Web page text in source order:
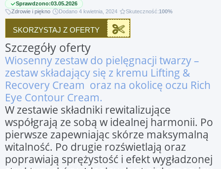
Sprawdzono:03.05.2026
Zdrowie i piękno
Dodano 4 kwietnia, 2024 Skuteczność:100%
SKORZYSTAJ Z OFERTY
Szczegóły oferty
Wiosenny zestaw do pielęgnacji twarzy –
zestaw składający się z kremu Lifting &
Recovery Cream oraz na okolicę oczu Rich
Eye Contour Cream.
W zestawie składniki rewitalizujące
współgrają ze sobą w idealnej harmonii. Po
pierwsze zapewniając skórze maksymalną
witalność. Po drugie rozświetlają oraz
poprawiają sprężystość i efekt wygładzonej